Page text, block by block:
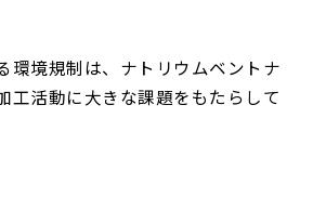
環境規制は、ナトリウムベントナ
工活動に大きな課題をもたらして